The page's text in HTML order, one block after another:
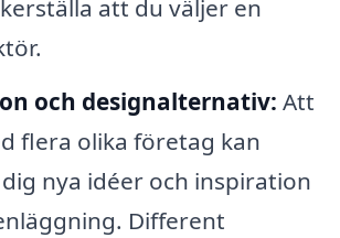
att du väljer en
och designalternativ: Att
flera olika företag kan
nya idéer och inspiration
Different